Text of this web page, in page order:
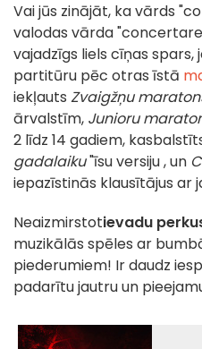
Vai jūs zinājāt, ka vārds
valodas vārda
vajadzīgs liels cīņas spars,
partitūru pēc otras īstā
iekļauts Zvaigžņu
ārvalstīm, Junioru
2 līdz 14 gadiem, kas
gadalaiku"īsu versiju, un
iepazīstinās klausītājus ar
Neaizmirstotievadu
muzikālās spēles ar
piederumiem! Ir daudz
padarītu jautru un